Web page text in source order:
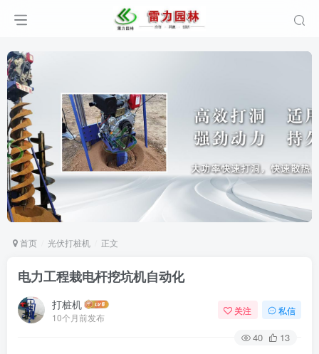
首页 光伏打桩机 正文
电力工程栽电杆挖坑机自动化
打桩机
10个月前发布
关注 私信
40 13